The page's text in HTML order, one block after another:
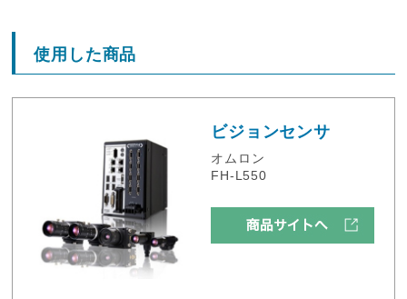
使用した商品
ビジョンセンサ
オムロン
FH-L550